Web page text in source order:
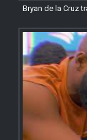
Bryan de la Cruz